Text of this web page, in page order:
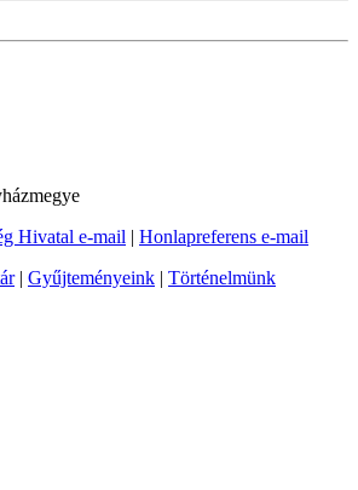
Hivatal e-mail | Honlapreferens e-mail
| Gyűjteményeink | Történelmünk